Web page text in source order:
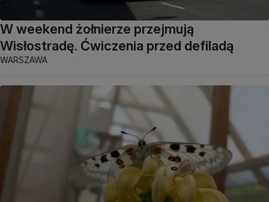
W weekend żołnierze przejmują
Wisłostradę. Ćwiczenia przed defiladą
WARSZAWA